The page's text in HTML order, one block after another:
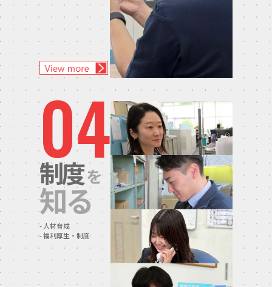
04
制度を
知る
人材育成
福利厚生・制度